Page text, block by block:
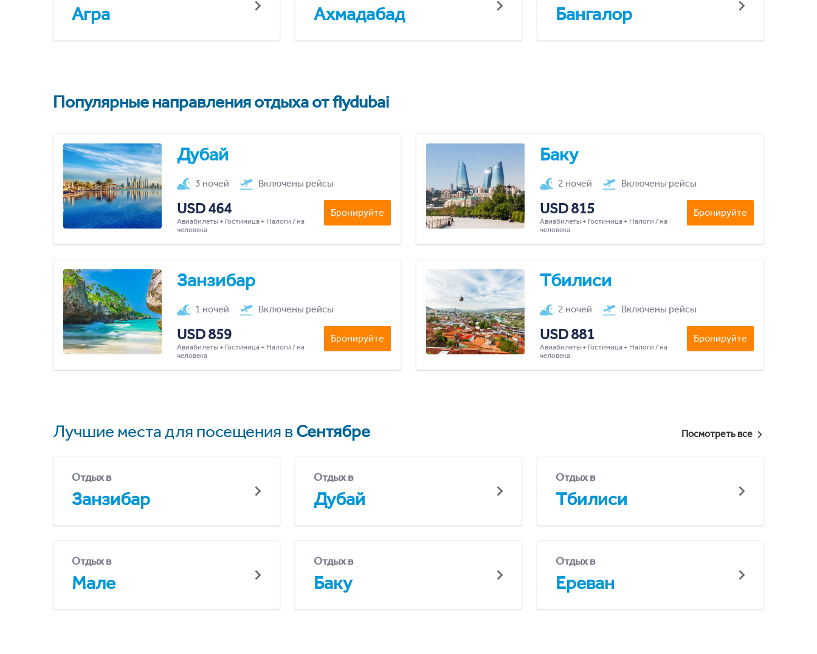
Агра Ахмадабад Бангалор
Популярные направления отдыха от flydubai
Дубай
3 ночей Включены рейсы
USD 464
Авиабилеты + Гостиница + Налоги / на
человека
Бронируйте
Баку
2 ночей Включены рейсы
USD 815
Авиабилеты + Гостиница + Налоги / на
человека
Бронируйте
Занзибар
1 ночей Включены рейсы
USD 859
Авиабилеты + Гостиница + Налоги / на
человека
Бронируйте
Тбилиси
2 ночей Включены рейсы
USD 881
Авиабилеты + Гостиница + Налоги / на
человека
Бронируйте
Лучшие места для посещения вСентябре Посмотреть все
Отдых в
Занзибар
Отдых в
Дубай
Отдых в
Тбилиси
Отдых в
Мале
Отдых в
Баку
Отдых в
Ереван